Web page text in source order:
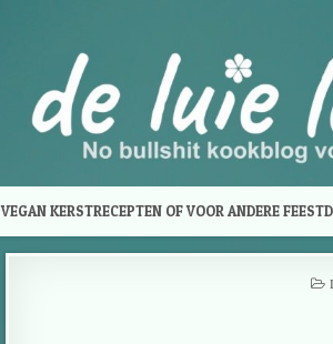
VEGAN KERSTRECEPTEN OF VOOR ANDERE